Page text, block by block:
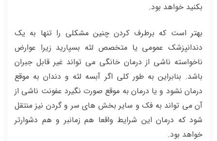
بکنید خواهد بود.
بهتر است که برطرف کردن چنین مشکلی را تنها به یک
دندانپزشک عمومی یا متخصص لثه بسپارید زیرا عوارض
ناخواسته ناشی از درمان خانگی می تواند غیر قابل جبران
باشد. بنابراین به طور کلی اگر آبسه لثه و دندان به موقع
درمان نشود و یا درمان به موقع صورت نگیرد عفونت ناشی از
آن می تواند به فک و سایر بخش های سر و گردن نیز منتقل
شود که درمان این شرایط واقعا هم زمانبر و هم دشوارتر
خواهد بود.